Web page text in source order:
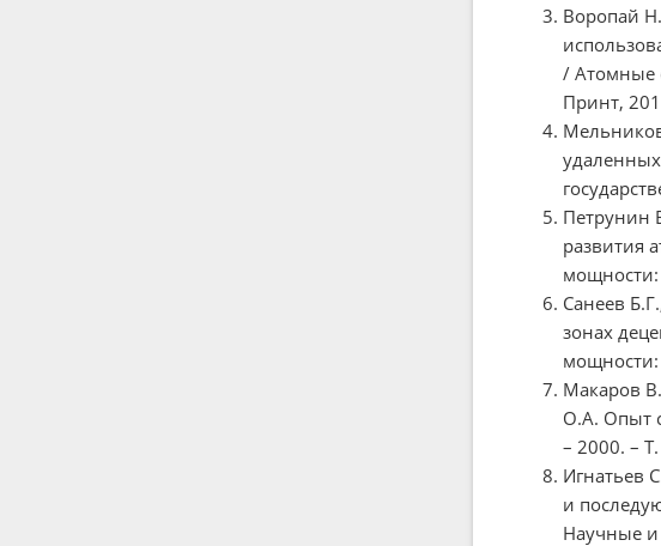
Воропай
/ Атомные
Принт,
Петрунин
развития
мощности:
Санеев
зонах
мощности:
Макаров
О.А. Опыт
– 2000. –
Игнатьев
и
Научные и